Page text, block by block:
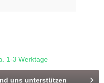
1-3 Werktage
uns unterstützen